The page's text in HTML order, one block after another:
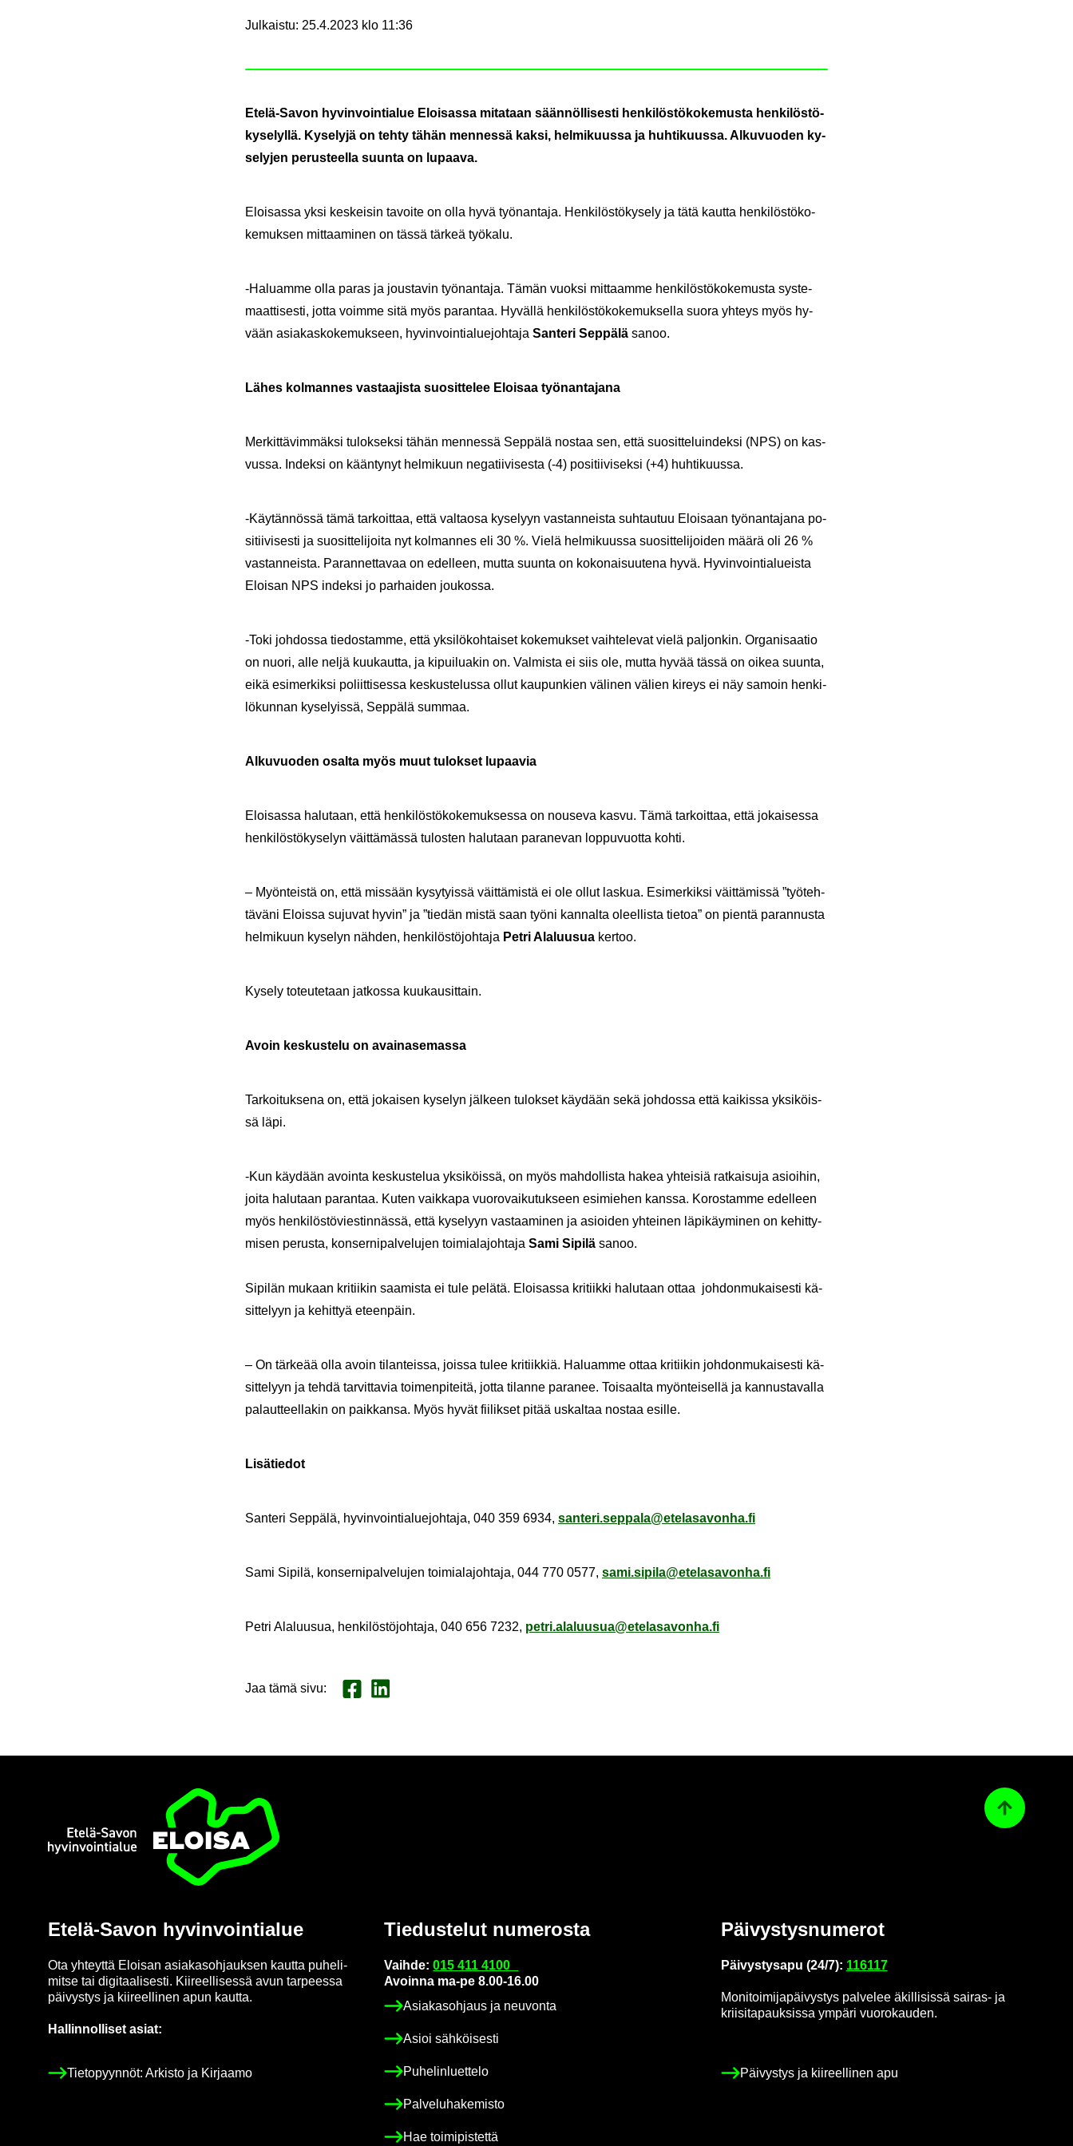
Julkaistu: 25.4.2023 klo 11:36
Etelä-​Savon hy­vin­voin­tia­lue Eloi­sas­sa mi­ta­taan sään­nöl­li­ses­ti hen­ki­lös­tö­ko­ke­mus­ta hen­ki­lös­tö­
ky­se­lyl­lä. Ky­se­ly­jä on tehty tähän men­nes­sä kaksi, hel­mi­kuus­sa ja huh­ti­kuus­sa. Al­ku­vuo­den ky­
se­ly­jen pe­rus­teel­la suun­ta on lu­paa­va.
Eloi­sas­sa yksi kes­kei­sin ta­voi­te on olla hyvä työ­nan­ta­ja. Hen­ki­lös­tö­ky­se­ly ja tätä kaut­ta hen­ki­lös­tö­ko­
ke­muk­sen mit­taa­mi­nen on tässä tär­keä työ­ka­lu.
-​Haluamme olla paras ja jous­ta­vin työ­nan­ta­ja. Tämän vuok­si mit­taam­me hen­ki­lös­tö­ko­ke­mus­ta sys­te­
maat­ti­ses­ti, jotta voim­me sitä myös pa­ran­taa. Hy­väl­lä hen­ki­lös­tö­ko­ke­muk­sel­la suora yh­teys myös hy­
vään asia­kas­ko­ke­muk­seen, hy­vin­voin­tia­lue­joh­ta­ja San­te­ri Sep­pä­lä sanoo.
Lähes kol­man­nes vas­taa­jis­ta suo­sit­te­lee Eloi­saa työ­nan­ta­ja­na
Mer­kit­tä­vim­mäk­si tu­lok­sek­si tähän men­nes­sä Sep­pä­lä nos­taa sen, että suo­sit­te­luin­dek­si (NPS) on kas­
vus­sa. In­dek­si on kään­ty­nyt hel­mi­kuun ne­ga­tii­vi­ses­ta (-4) po­si­tii­vi­sek­si (+4) huh­ti­kuus­sa.
-​Käytännössä tämä tar­koit­taa, että val­tao­sa ky­se­lyyn vas­tan­neis­ta suh­tau­tuu Eloi­saan työ­nan­ta­ja­na po­
si­tii­vi­ses­ti ja suo­sit­te­li­joi­ta nyt kol­man­nes eli 30 %. Vielä hel­mi­kuus­sa suo­sit­te­li­joi­den määrä oli 26 %
vas­tan­neis­ta. Pa­ran­net­ta­vaa on edel­leen, mutta suun­ta on ko­ko­nai­suu­te­na hyvä. Hy­vin­voin­tia­lueis­ta
Eloi­san NPS in­dek­si jo par­hai­den jou­kos­sa.
-Toki joh­dos­sa tie­dos­tam­me, että yk­si­lö­koh­tai­set ko­ke­muk­set vaih­te­le­vat vielä pal­jon­kin. Or­ga­ni­saa­tio
on nuori, alle neljä kuu­kaut­ta, ja ki­pui­lua­kin on. Val­mis­ta ei siis ole, mutta hyvää tässä on oikea suun­ta,
eikä esi­mer­kik­si po­liit­ti­ses­sa kes­kus­te­lus­sa ollut kau­pun­kien vä­li­nen vä­lien ki­reys ei näy sa­moin hen­ki­
lö­kun­nan ky­se­lyis­sä, Sep­pä­lä sum­maa.
Al­ku­vuo­den osal­ta myös muut tu­lok­set lu­paa­via
Eloi­sas­sa ha­lu­taan, että hen­ki­lös­tö­ko­ke­muk­ses­sa on nouse­va kasvu. Tämä tar­koit­taa, että jo­kai­ses­sa
hen­ki­lös­tö­ky­se­lyn väit­tä­mäs­sä tu­los­ten ha­lu­taan pa­ra­ne­van lop­pu­vuot­ta kohti.
– Myön­teis­tä on, että mis­sään ky­sy­tyis­sä väit­tä­mis­tä ei ole ollut las­kua. Esi­mer­kik­si väit­tä­mis­sä ”työ­teh­
tä­vä­ni Elois­sa su­ju­vat hyvin” ja ”tie­dän mistä saan työni kan­nal­ta oleel­lis­ta tie­toa” on pien­tä pa­ran­nus­ta
hel­mi­kuun ky­se­lyn näh­den, hen­ki­lös­tö­joh­ta­ja PetriAla­luusua ker­too.
Ky­se­ly to­teu­te­taan jat­kos­sa kuu­kausit­tain.
Avoin kes­kus­te­lu on avai­na­se­mas­sa
Tar­koi­tuk­se­na on, että jo­kai­sen ky­se­lyn jäl­keen tu­lok­set käy­dään sekä joh­dos­sa että kai­kis­sa yk­si­köis­
sä läpi.
-Kun käy­dään avoin­ta kes­kus­te­lua yk­si­köis­sä, on myös mah­dol­lis­ta hakea yh­tei­siä rat­kai­su­ja asioi­hin,
joita ha­lu­taan pa­ran­taa. Kuten vaik­ka­pa vuo­ro­vai­ku­tuk­seen esi­mie­hen kans­sa. Ko­ros­tam­me edel­leen
myös hen­ki­lös­tö­vies­tin­näs­sä, että ky­se­lyyn vas­taa­mi­nen ja asioi­den yh­tei­nen lä­pi­käy­mi­nen on ke­hit­ty­
mi­sen pe­rus­ta, kon­ser­ni­pal­ve­lu­jen toi­mia­la­joh­ta­ja Sami Si­pi­lä sanoo.
Si­pi­län mu­kaan kri­tii­kin saa­mis­ta ei tule pe­lä­tä. Eloi­sas­sa kri­tiik­ki ha­lu­taan ottaa joh­don­mu­kai­ses­ti kä­
sit­te­lyyn ja ke­hit­tyä eteen­päin.
– On tär­ke­ää olla avoin ti­lan­teis­sa, jois­sa tulee kri­tiik­kiä. Ha­luam­me ottaa kri­tii­kin joh­don­mu­kai­ses­ti kä­
sit­te­lyyn ja tehdä tar­vit­ta­via toi­men­pi­tei­tä, jotta ti­lan­ne pa­ra­nee. Toi­saal­ta myön­tei­sel­lä ja kan­nus­ta­val­la
pa­laut­teel­la­kin on paik­kan­sa. Myös hyvät fii­lik­set pitää us­kal­taa nos­taa esil­le.
Li­sä­tie­dot
San­te­ri Sep­pä­lä, hy­vin­voin­tia­lue­joh­ta­ja, 040 359 6934, san­te­ri.sep­pa­la@ete­la­sa­von­ha.fi
Sami Si­pi­lä, kon­ser­ni­pal­ve­lu­jen toi­mia­la­joh­ta­ja, 044 770 0577, sami.si­pi­la@ete­la­sa­von­ha.fi
Petri Ala­luusua, hen­ki­lös­tö­joh­ta­ja, 040 656 7232, petri.ala­luusua@ete­la­sa­von­ha.fi
Jaa tämä sivu: Jaa Face­book
Jaa Lin­ke­dI­nis­sä
Ta­kai­sin ylös
Etusi­vu
Etelä-​Savon hy­vin­voin­tia­lue
Ota yh­teyt­tä Eloi­san asia­kas­oh­jauk­sen kaut­ta pu­he­li­
mit­se tai di­gi­taa­li­ses­ti. Kii­reel­li­ses­sä avun tar­pees­sa
päi­vys­tys ja kii­reel­li­nen apun kaut­ta.
Hal­lin­nol­li­set asiat:
Tie­to­pyyn­nöt: Ar­kis­to ja Kir­jaa­mo
Tie­dus­te­lut nu­me­ros­ta
Vaih­de:015 411 4100
Avoin­na ma-pe 8.00-16.00
Asia­kas­oh­jaus ja neu­von­ta
Asioi säh­köi­ses­ti
Pu­he­lin­luet­te­lo
Pal­ve­lu­ha­ke­mis­to
Hae toi­mi­pis­tet­tä
Päi­vys­tys­nu­me­rot
Päi­vys­tys­a­pu (24/7): 116117
Mo­ni­toi­mi­ja­päi­vys­tys pal­ve­lee äkil­li­sis­sä sairas-​ ja
krii­si­ta­pauk­sis­sa ym­pä­ri vuo­ro­kau­den.
Päi­vys­tys ja kii­reel­li­nen apu